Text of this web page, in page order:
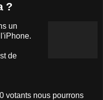
?
un
de
votants nous pourrons